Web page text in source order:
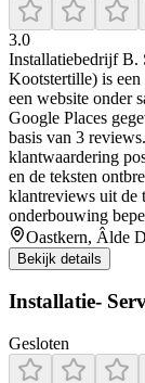
3.0
Installatiebedrijf B.
Kootstertille) is
een website onder
Google Places
basis van 3
klantwaardering
en de teksten
klantreviews uit de
onderbouwing
Oastkern, Âlde
Bekijk details
Installatie-
Gesloten